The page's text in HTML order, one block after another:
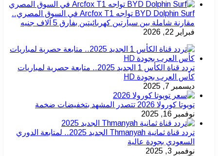
BYD Dolphin Surf تواجه Arcfox T1 في السوق المصري..
مقارنة شاملة بين سيارتين كهربائيتين بفارق 5 آلاف جنيه
فبراير 22, 2026
تردد قناة الكأس 1 الجديد 2025.. متابعة حصرية لمباريات
كأس العرب بجودة HD
ديسمبر 7, 2025
تويوتا كورولا 2026 تتصدر المشهد بتخفيضات ضخمة
نوفمبر 16, 2025
تردد قناة ثمانية Thmanyah الجديد 2025.. لمتابعة الدوري
السعودي بجودة عالية
نوفمبر 3, 2025